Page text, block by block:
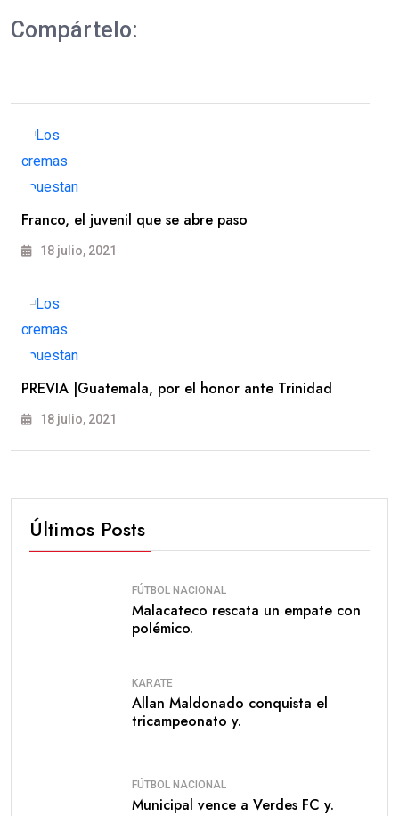
Compártelo:
Franco, el juvenil que se abre paso
18 julio, 2021
PREVIA |Guatemala, por el honor ante Trinidad
18 julio, 2021
Últimos Posts
FÚTBOL NACIONAL
Malacateco rescata un empate con
polémico.
KARATE
Allan Maldonado conquista el
tricampeonato y.
FÚTBOL NACIONAL
Municipal vence a Verdes FC y.